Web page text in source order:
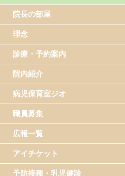
院長の部屋
理念
診療・予約案内
院内紹介
病児保育室ジオ
職員募集
広報一覧
アイチケット
予防接種・乳児健診